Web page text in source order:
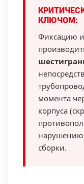
КЛЮЧОМ:
Фиксацию
момента
корпуса
нарушению
сборки.